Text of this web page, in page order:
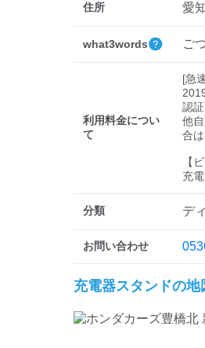
住所 愛
what3words ご
利用料金につい
て
[急
認
他
合は
【
充
分類 デ
お問い合わせ
充電器スタンドの地